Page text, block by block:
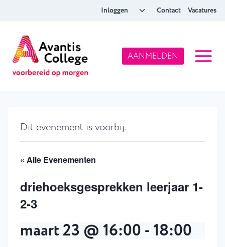
inhoud
Inloggen
ToggleContact Vacatures
AANMELDEN
Dit evenement is voorbij.
« Alle Evenementen
driehoeksgesprekken leerjaar 1-
2-3
maart 23 @ 16:00 - 18:00